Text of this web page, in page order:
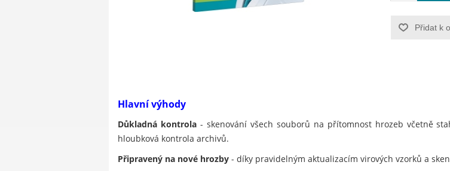
Přidat k
Hlavní výhody
Důkladná kontrola- skenování všech souborů na přítomnost hrozeb včetně
hloubková kontrola archivů.
Připravený na nové hrozby - díky pravidelným aktualizacím virových vzorků a